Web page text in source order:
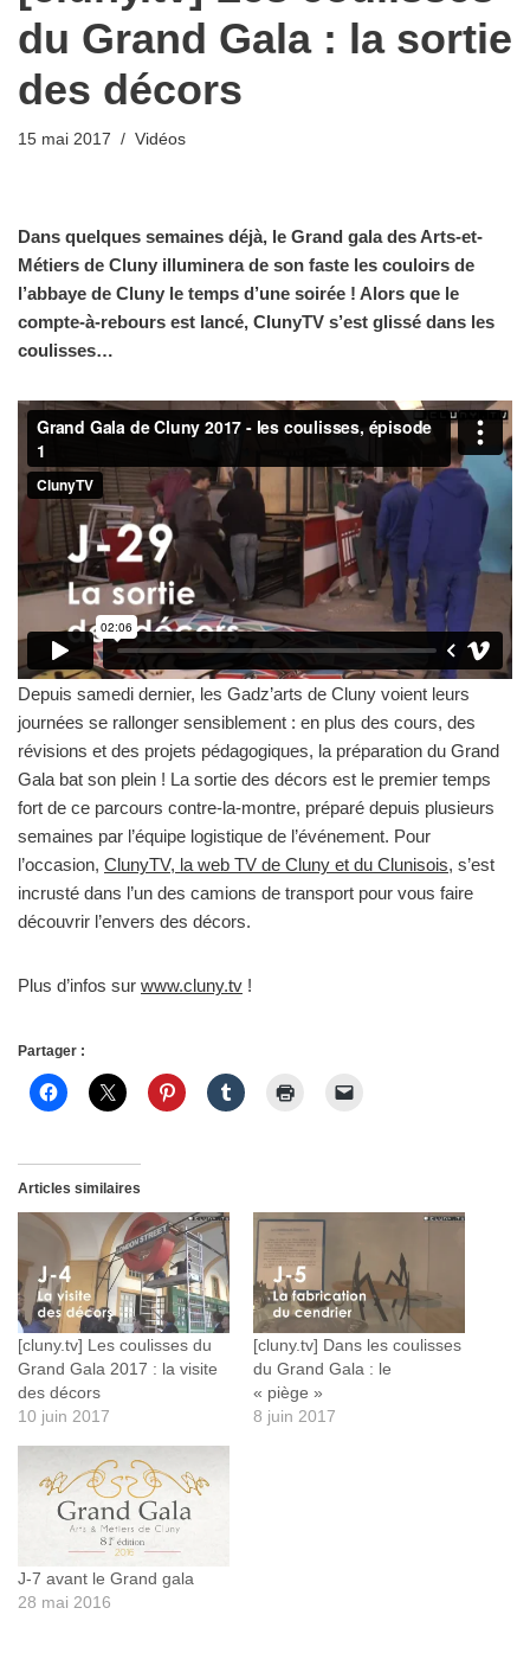
du Grand Gala : la sortie
des décors
15 mai 2017 Vidéos
Dans quelques semaines déjà, le Grand gala des Arts-et-
Métiers de Cluny illuminera de son faste les couloirs de
l’abbaye de Cluny le temps d’une soirée ! Alors que le
compte-à-rebours est lancé, ClunyTV s’est glissé dans les
coulisses…
Depuis samedi dernier, les Gadz’arts de Cluny voient leurs
journées se rallonger sensiblement : en plus des cours, des
révisions et des projets pédagogiques, la préparation du Grand
Gala bat son plein ! La sortie des décors est le premier temps
fort de ce parcours contre-la-montre, préparé depuis plusieurs
semaines par l’équipe logistique de l’événement. Pour
l’occasion, ClunyTV, la web TV de Cluny et du Clunisois, s’est
incrusté dans l’un des camions de transport pour vous faire
découvrir l’envers des décors.
Plus d’infos sur www.cluny.tv !
Partager :
Articles similaires
[cluny.tv] Les coulisses du
Grand Gala 2017 : la visite
des décors
10 juin 2017
[cluny.tv] Dans les coulisses
du Grand Gala : le
« piège »
8 juin 2017
J-7 avant le Grand gala
28 mai 2016